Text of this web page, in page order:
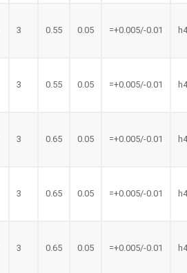
3 0.55 0.05 =+0.005/-0.01 h4
3 0.55 0.05 =+0.005/-0.01 h4
3 0.65 0.05 =+0.005/-0.01 h4
3 0.65 0.05 =+0.005/-0.01 h4
3 0.65 0.05 =+0.005/-0.01 h4